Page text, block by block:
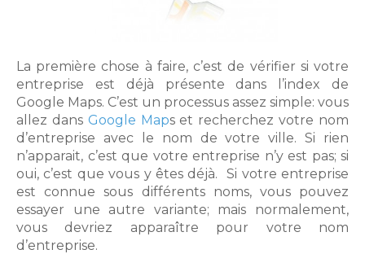
La première chose à faire, c’est de vérifier si votre
entreprise est déjà présente dans l’index de
Google Maps. C’est un processus assez simple: vous
allez dans Google Maps et recherchez votre nom
d’entreprise avec le nom de votre ville. Si rien
n’apparait, c’est que votre entreprise n’y est pas; si
oui, c’est que vous y êtes déjà. Si votre entreprise
est connue sous différents noms, vous pouvez
essayer une autre variante; mais normalement,
vous devriez apparaître pour votre nom
d’entreprise.